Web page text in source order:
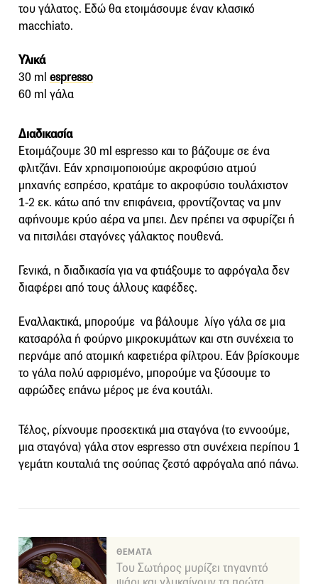
του γάλατος. Εδώ θα ετοιμάσουμε έναν κλασικό
macchiato.
Υλικά
30 ml espresso
60 ml γάλα
Διαδικασία
Ετοιμάζουμε 30 ml espresso και το βάζουμε σε ένα
φλιτζάνι. Εάν χρησιμοποιούμε ακροφύσιο ατμού
μηχανής εσπρέσο, κρατάμε το ακροφύσιο τουλάχιστον
1-2 εκ. κάτω από την επιφάνεια, φροντίζοντας να μην
αφήνουμε κρύο αέρα να μπει. Δεν πρέπει να σφυρίζει ή
να πιτσιλάει σταγόνες γάλακτος πουθενά.
Γενικά, η διαδικασία για να φτιάξουμε το αφρόγαλα δεν
διαφέρει από τους άλλους καφέδες.
Εναλλακτικά, μπορούμε να βάλουμε λίγο γάλα σε μια
κατσαρόλα ή φούρνο μικροκυμάτων και στη συνέχεια το
περνάμε από ατομική καφετιέρα φίλτρου. Εάν βρίσκουμε
το γάλα πολύ αφρισμένο, μπορούμε να ξύσουμε το
αφρώδες επάνω μέρος με ένα κουτάλι.
Τέλος, ρίχνουμε προσεκτικά μια σταγόνα (το εννοούμε,
μια σταγόνα) γάλα στον espresso στη συνέχεια περίπου 1
γεμάτη κουταλιά της σούπας ζεστό αφρόγαλα από πάνω.
ΘΕΜΑΤΑ
Του Σωτήρος μυρίζει τηγανητό